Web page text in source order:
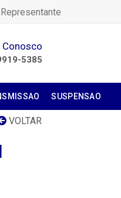
Conosco
5385
SUSPENSAO
VOLTAR